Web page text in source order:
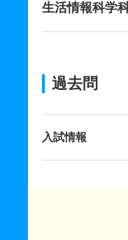
生活情報科学
過去問
入試情報